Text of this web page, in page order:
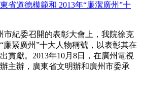
省道德模範和 2013年“廉潔廣州”十
市紀委召開的表彰大會上，我院徐克
廉絜廣州”十大人物稱號，以表彰其在
貢獻。2013年10月8日，在廣州電視
主辦，廣東省文明辦和廣州市委承